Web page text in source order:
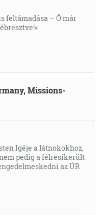
feltámadása – Ő már
Missions-
Igéje a látnokokhoz,
pedig a félresikerült
az ÚR